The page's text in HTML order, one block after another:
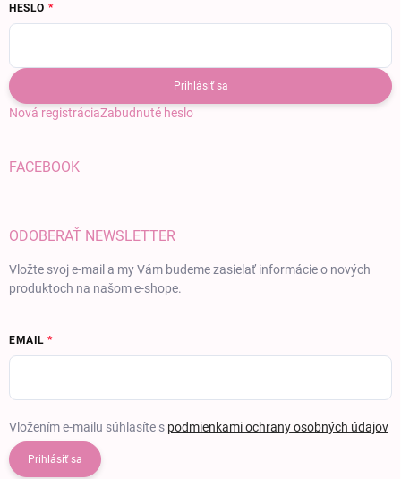
HESLO
Prihlásiť sa
Nová registráciaZabudnuté heslo
FACEBOOK
ODOBERAŤ NEWSLETTER
Vložte svoj e-mail a my Vám budeme zasielať informácie o nových
produktoch na našom e-shope.
EMAIL
Vložením e-mailu súhlasíte s podmienkami ochrany osobných údajov
Prihlásiť sa